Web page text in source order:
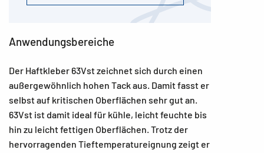
Anwendungsbereiche
Der Haftkleber 63Vst zeichnet sich durch einen
außergewöhnlich hohen Tack aus. Damit fasst er
selbst auf kritischen Oberflächen sehr gut an.
63Vst ist damit ideal für kühle, leicht feuchte bis
hin zu leicht fettigen Oberflächen. Trotz der
hervorragenden Tieftemperatureignung zeigt er